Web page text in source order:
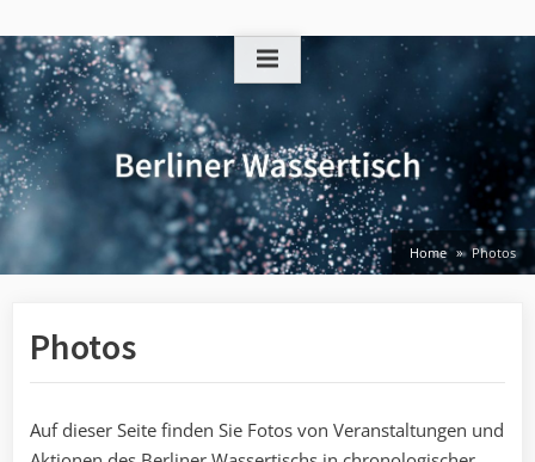
to
content
Home Photos
Photos
Auf dieser Seite finden Sie Fotos von Veranstaltungen und